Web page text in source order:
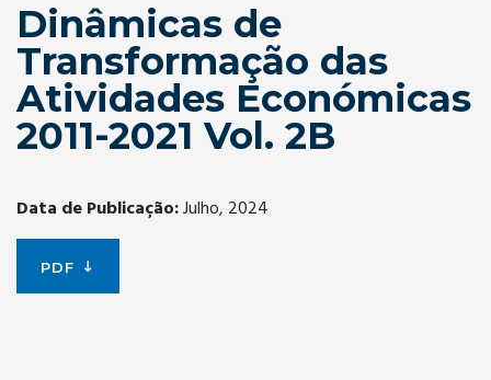
Dinâmicas de
Transformação das
Atividades Económicas
2011-2021 Vol. 2B
Data de Publicação:Julho, 2024
PDF